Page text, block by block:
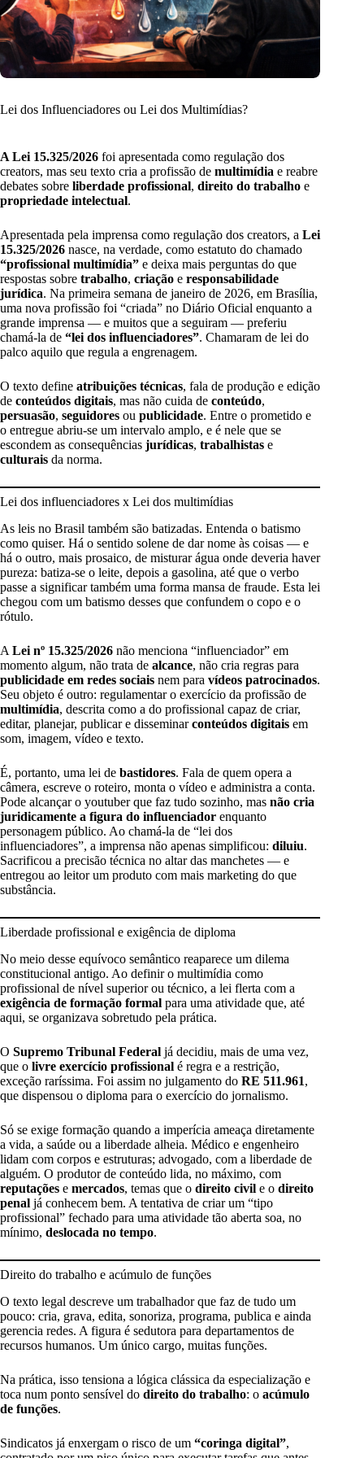
Lei dos Influenciadores ou Lei dos Multimídias?
A Lei 15.325/2026 foi apresentada como regulação dos
creators, mas seu texto cria a profissão de multimídia e reabre
debates sobre liberdade profissional, direito do trabalho e
propriedade intelectual.
Apresentada pela imprensa como regulação dos creators, a Lei
15.325/2026 nasce, na verdade, como estatuto do chamado
“profissional multimídia” e deixa mais perguntas do que
respostas sobre trabalho, criação e responsabilidade
jurídica. Na primeira semana de janeiro de 2026, em Brasília,
uma nova profissão foi “criada” no Diário Oficial enquanto a
grande imprensa — e muitos que a seguiram — preferiu
chamá-la de “lei dos influenciadores”. Chamaram de lei do
palco aquilo que regula a engrenagem.
O texto define atribuições técnicas, fala de produção e edição
de conteúdos digitais, mas não cuida de conteúdo,
persuasão, seguidores ou publicidade. Entre o prometido e
o entregue abriu-se um intervalo amplo, e é nele que se
escondem as consequências jurídicas, trabalhistas e
culturais da norma.
Lei dos influenciadores x Lei dos multimídias
As leis no Brasil também são batizadas. Entenda o batismo
como quiser. Há o sentido solene de dar nome às coisas — e
há o outro, mais prosaico, de misturar água onde deveria haver
pureza: batiza-se o leite, depois a gasolina, até que o verbo
passe a significar também uma forma mansa de fraude. Esta lei
chegou com um batismo desses que confundem o copo e o
rótulo.
A Lei nº 15.325/2026 não menciona “influenciador” em
momento algum, não trata de alcance, não cria regras para
publicidade em redes sociais nem para vídeos patrocinados.
Seu objeto é outro: regulamentar o exercício da profissão de
multimídia, descrita como a do profissional capaz de criar,
editar, planejar, publicar e disseminarconteúdos digitais em
som, imagem, vídeo e texto.
É, portanto, uma lei de bastidores. Fala de quem opera a
câmera, escreve o roteiro, monta o vídeo e administra a conta.
Pode alcançar o youtuber que faz tudo sozinho, mas não cria
juridicamente a figura do influenciador enquanto
personagem público. Ao chamá-la de “lei dos
influenciadores”, a imprensa não apenas simplificou: diluiu.
Sacrificou a precisão técnica no altar das manchetes — e
entregou ao leitor um produto com mais marketing do que
substância.
Liberdade profissional e exigência de diploma
No meio desse equívoco semântico reaparece um dilema
constitucional antigo. Ao definir o multimídia como
profissional de nível superior ou técnico, a lei flerta com a
exigência de formação formal para uma atividade que, até
aqui, se organizava sobretudo pela prática.
O Supremo Tribunal Federal já decidiu, mais de uma vez,
que o livre exercício profissional é regra e a restrição,
exceção raríssima. Foi assim no julgamento do RE 511.961,
que dispensou o diploma para o exercício do jornalismo.
Só se exige formação quando a imperícia ameaça diretamente
a vida, a saúde ou a liberdade alheia. Médico e engenheiro
lidam com corpos e estruturas; advogado, com a liberdade de
alguém. O produtor de conteúdo lida, no máximo, com
reputações e mercados, temas que o direito civil e o direito
penal já conhecem bem. A tentativa de criar um “tipo
profissional” fechado para uma atividade tão aberta soa, no
mínimo, deslocada no tempo.
Direito do trabalho e acúmulo de funções
O texto legal descreve um trabalhador que faz de tudo um
pouco: cria, grava, edita, sonoriza, programa, publica e ainda
gerencia redes. A figura é sedutora para departamentos de
recursos humanos. Um único cargo, muitas funções.
Na prática, isso tensiona a lógica clássica da especialização e
toca num ponto sensível do direito do trabalho: o acúmulo
de funções.
Sindicatos já enxergam o risco de um “coringa digital”,